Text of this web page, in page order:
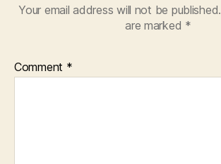
Your email address will not be published.
are marked *
Comment *